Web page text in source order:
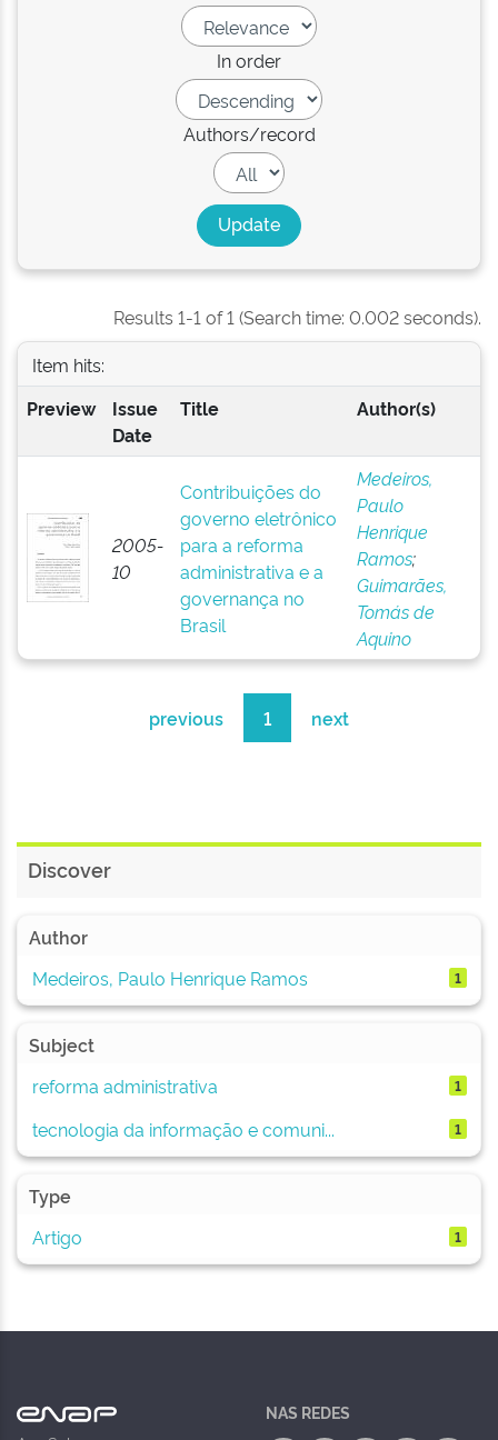
In order
Authors/record
Results 1-1 of 1 (Search time: 0.002 seconds).
Item hits:
Preview
Issue
Date
Title Author(s)
2005-
10
Contribuições do
governo eletrônico
para a reforma
administrativa e a
governança no
Brasil
Medeiros,
Paulo
Henrique
Ramos;
Guimarães,
Tomás de
Aquino
previous 1 next
Discover
Author
Medeiros, Paulo Henrique Ramos
1
Subject
reforma administrativa
1
tecnologia da informação e comuni... 1
Type
Artigo
1
NAS REDES